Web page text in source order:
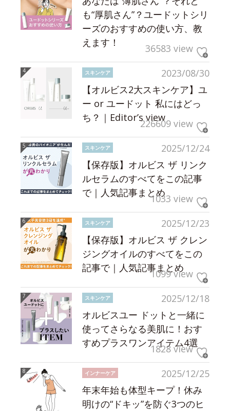
も“厚肌さん”？ユードットシリ
ーズのおすすめの使い方、教
えます！
36583 view
2023/08/30
スキンケア
【オルビス2大スキンケア】ユ
ー or ユードット 私にはどっ
ち？｜Editor’s view226609 view
2025/12/24
スキンケア
【保存版】オルビス ザ リンク
ルセラムのすべてをこの記事
で｜人気記事まとめ1033 view
2025/12/23
スキンケア
【保存版】オルビス ザ クレン
ジングオイルのすべてをこの
記事で｜人気記事まとめ
1099 view
2025/12/18
スキンケア
オルビスユー ドットと一緒に
使ってさらなる美肌に！おす
すめプラスワンアイテム4選
1828 view
2025/12/25
インナーケア
年末年始も体型キープ！休み
明けの“ドキッ”を防ぐ3つのヒ